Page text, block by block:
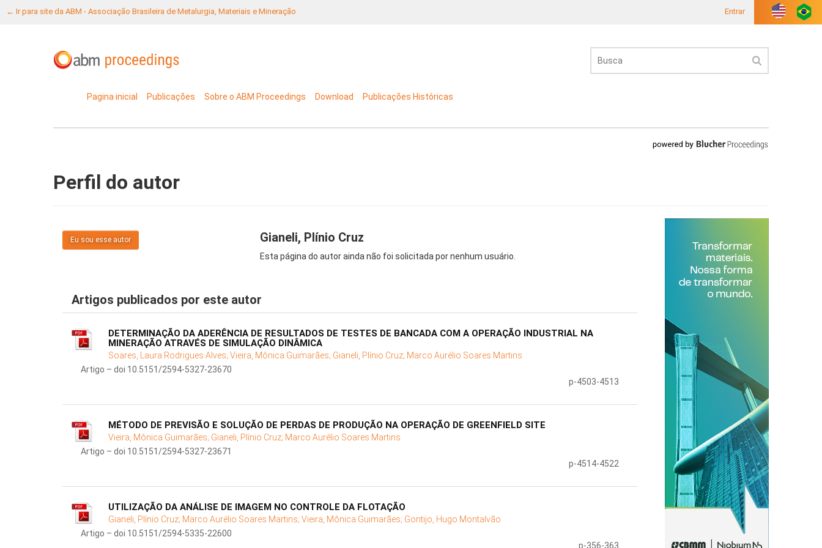
← Ir para site da ABM - Associação Brasileira de Metalurgia, Materiais e Mineração Entrar
Pagina inicial Publicações Sobre o ABM Proceedings Download Publicações Históricas
Perfil do autor
Eu sou esse autor Gianeli, Plínio Cruz
Esta página do autor ainda não foi solicitada por nenhum usuário.
Artigos publicados por este autor
DETERMINAÇÃO DA ADERÊNCIA DE RESULTADOS DE TESTES DE BANCADA COM A OPERAÇÃO INDUSTRIAL NA
MINERAÇÃO ATRAVÉS DE SIMULAÇÃO DINÂMICA
Soares, Laura Rodrigues Alves; Vieira, Mônica Guimarães; Gianeli, Plínio Cruz; Marco Aurélio Soares Martins
Artigo – doi 10.5151/2594-5327-23670
p-4503-4513
MÉTODO DE PREVISÃO E SOLUÇÃO DE PERDAS DE PRODUÇÃO NA OPERAÇÃO DE GREENFIELD SITE
Vieira, Mônica Guimarães; Gianeli, Plínio Cruz; Marco Aurélio Soares Martins
Artigo – doi 10.5151/2594-5327-23671
p-4514-4522
UTILIZAÇÃO DA ANÁLISE DE IMAGEM NO CONTROLE DA FLOTAÇÃO
Gianeli, Plínio Cruz; Marco Aurélio Soares Martins; Vieira, Mônica Guimarães; Gontijo, Hugo Montalvão
Artigo – doi 10.5151/2594-5335-22600
p-356-363